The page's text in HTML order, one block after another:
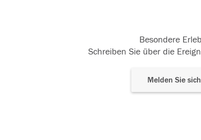
Besondere
Schreiben Sie über die
Melden Sie